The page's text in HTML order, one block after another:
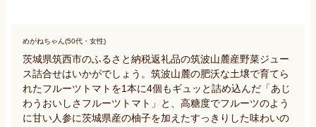
めがねちゃん(50代・女性)
茨城県筑西市のふるさと納税返礼品の筑波山麓産野菜ジュー
ス詰合せはいかがでしょう。筑波山麓の肥沃な土壌で育てら
れたフルーツトマトを1本に4個もギュッと詰め込んだ「あじ
わうおいしさフルーツトマト」と、高糖度でフルーツのよう
に甘い人参に茨城県産の柚子を加えたすっきりした味わいの